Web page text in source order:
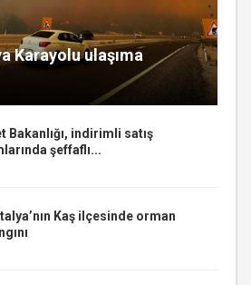
Karayolu ulaşıma
Bakanlığı, indirimli satış
şeffaflı...
Kaş ilçesinde orman